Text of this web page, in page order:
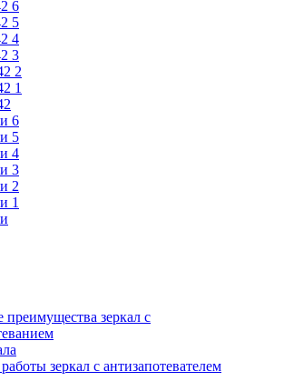
6
5
4
3
2
1
6
5
4
3
2
1
зеркал с
зеркал с антизапотевателем